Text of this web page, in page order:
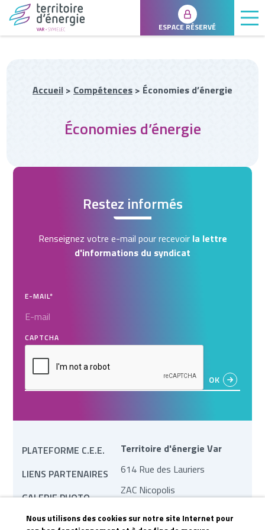
ESPACE RÉSERVÉ
Accueil > Compétences > Économies d’énergie
Économies d’énergie
Restez informés
Renseignez votre e-mail pour recevoir la lettre
d'informations du syndicat
E-MAIL*
CAPTCHA
PLATEFORME C.E.E.
LIENS PARTENAIRES
GALERIE PHOTO
MARCHÉS PUBLICS
Territoire d'énergie Var
614 Rue des Lauriers
ZAC Nicopolis
Nous utilisons des cookies sur notre site Internet pour